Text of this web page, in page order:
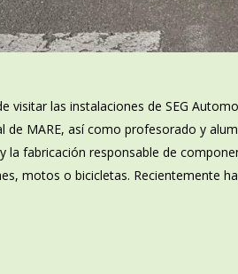
visitar las instalaciones de SEG
de MARE, así como profesorado y
fabricación responsable de
motos o bicicletas. Recientemente